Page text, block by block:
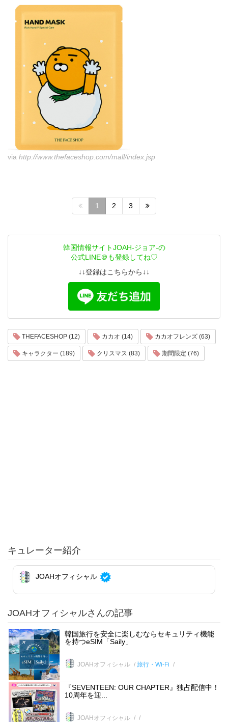
via http://www.thefaceshop.com/mall/index.jsp
1 2 3
韓国情報サイトJOAH-ジョア-の
公式LINE＠も登録してね♡
↓↓登録はこちらから↓↓
THEFACESHOP (12) カカオ (14) カカオフレンズ (63)
キャラクター (189) クリスマス (83) 期間限定 (76)
キュレーター紹介
JOAHオフィシャル
JOAHオフィシャルさんの記事
韓国旅行を安全に楽しむならセキュリティ機能
を持つeSIM「Saily」
JOAHオフィシャル 旅行・Wi-Fi
『SEVENTEEN: OUR CHAPTER』独占配信中！
10周年を迎...
JOAHオフィシャル